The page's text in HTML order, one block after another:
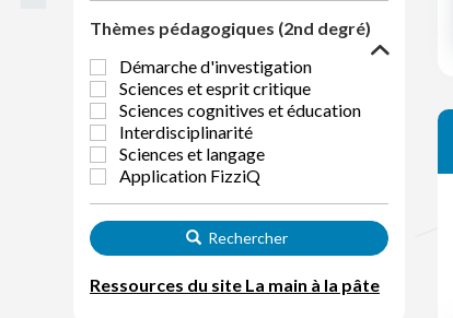
Thèmes pédagogiques (2nd degré)
Démarche d'investigation
Sciences et esprit critique
Sciences cognitives et éducation
Interdisciplinarité
Sciences et langage
Application FizziQ
Rechercher
Ressources du site La main à la pâte